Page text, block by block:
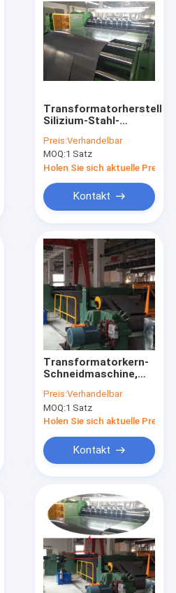
Silizium-Stahl-
Preis:Verhandelbar
MOQ:1 Satz
Holen Sie sich aktuelle Preis
Kontakt
Transformatorkern-
Schneidmaschine,
Stahlblech-
Schneidemaschine
Preis:Verhandelbar
MOQ:1 Satz
Holen Sie sich aktuelle Preis
Kontakt